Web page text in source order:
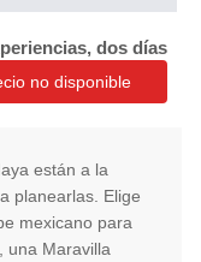
dos días
no disponible
están a la
planearlas. Elige
mexicano para
una Maravilla